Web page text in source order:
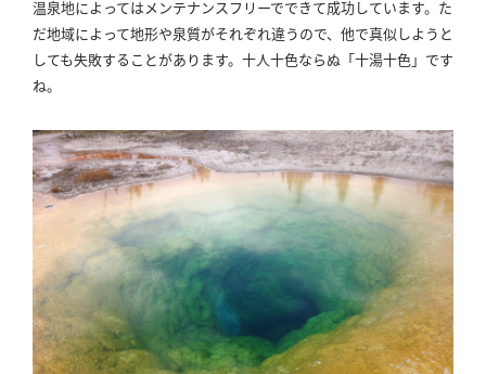
温泉地によってはメンテナンスフリーでできて成功しています。 た
だ地域によって地形や泉質がそれぞれ違うので、他で真似しようと
しても失敗することがあります。 十人十色ならぬ「十湯十色」です
ね。